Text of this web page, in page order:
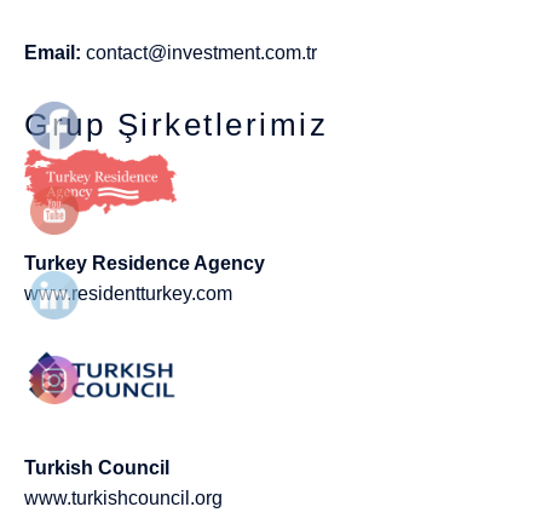
Email: contact@investment.com.tr
Grup Şirketlerimiz
Turkey Residence Agency
www.residentturkey.com
Turkish Council
www.turkishcouncil.org